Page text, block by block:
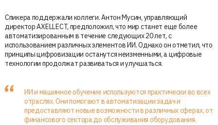
Спикера поддержали коллеги. Антон Мусин, управляющий
директор AXELLECT, предположил, что мир станет еще более
автоматизированным в течение следующих 20 лет, с
использованием различных элементов ИИ. Однако он отметил, что
принципы цифровизации останутся неизменными, а цифровые
технологии продолжат развиваться и улучшаться.
ИИ и машинное обучение используются практически во всех
отраслях. Они помогают в автоматизации задач и
предоставляют новые возможности в различных сферах, от
финансового сектора до обслуживания оборудования.